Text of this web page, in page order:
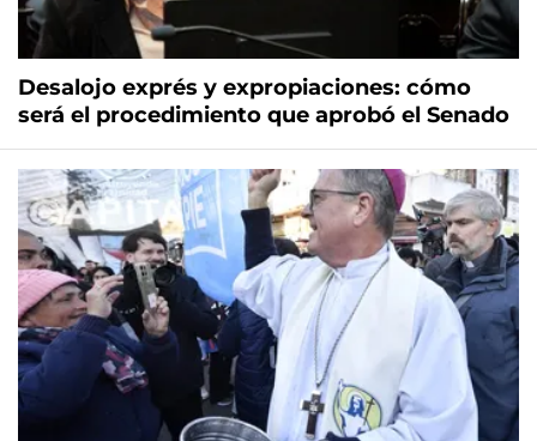
Desalojo exprés y expropiaciones: cómo
será el procedimiento que aprobó el Senado